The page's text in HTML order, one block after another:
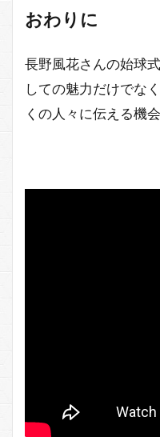
おわりに
長野風花さんの始球
しての魅力だけでな
くの人々に伝える機